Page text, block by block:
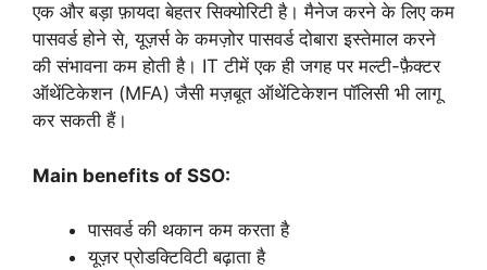
एक और बड़ा फ़ायदा बेहतर सिक्योरिटी है। मैनेज करने के लिए कम
पासवर्ड होने से, यूज़र्स के कमज़ोर पासवर्ड दोबारा इस्तेमाल करने
की संभावना कम होती है। IT टीमें एक ही जगह पर मल्टी-फ़ैक्टर
ऑथेंटिकेशन (MFA) जैसी मज़बूत ऑथेंटिकेशन पॉलिसी भी लागू
कर सकती हैं।
Main benefits of SSO:
पासवर्ड की थकान कम करता है
यूज़र प्रोडक्टिविटी बढ़ाता है